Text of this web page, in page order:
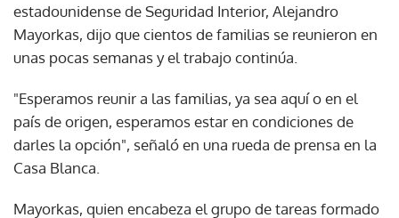
estadounidense de Seguridad Interior, Alejandro
Mayorkas, dijo que cientos de familias se reunieron en
unas pocas semanas y el trabajo continúa.
"Esperamos reunir a las familias, ya sea aquí o en el
país de origen, esperamos estar en condiciones de
darles la opción", señaló en una rueda de prensa en la
Casa Blanca.
Mayorkas, quien encabeza el grupo de tareas formado